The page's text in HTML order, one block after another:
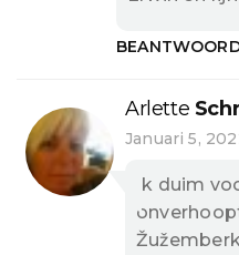
Arlette
Januari 5,
Ik duim